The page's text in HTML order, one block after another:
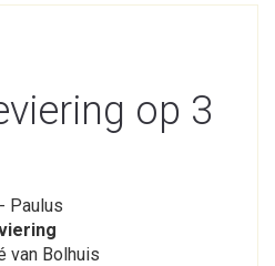
op 3
Paulus
van Bolhuis